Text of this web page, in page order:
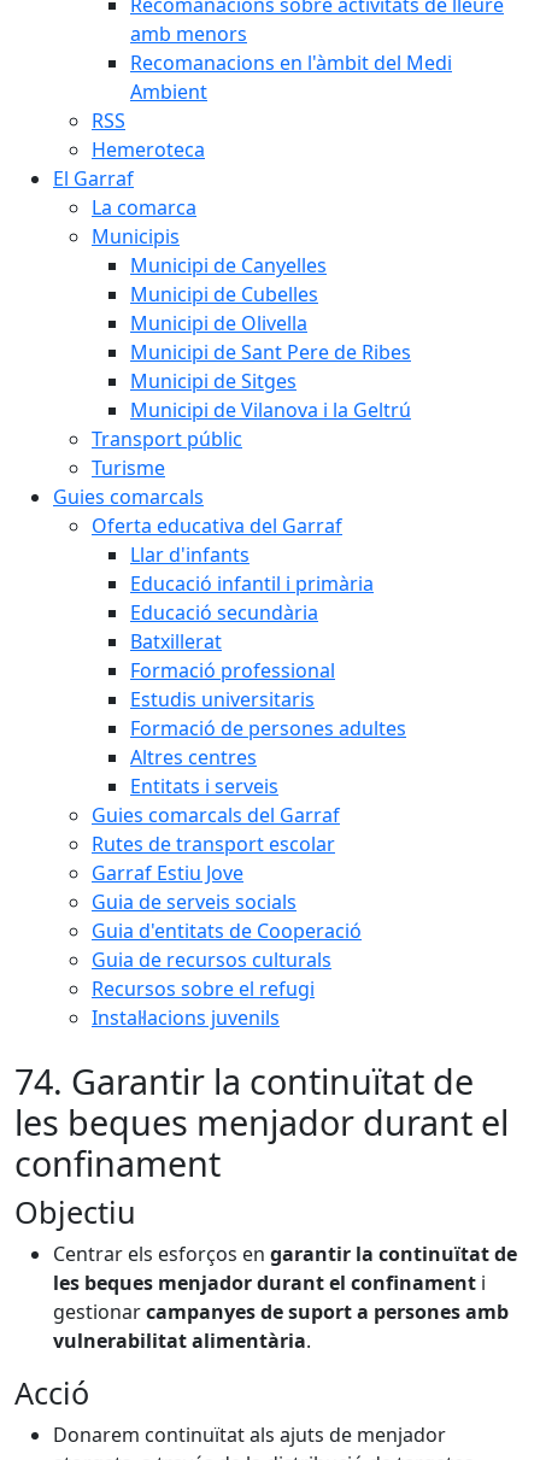
amb menors
Recomanacions en l'àmbit del Medi
Ambient
RSS
Hemeroteca
El Garraf
La comarca
Municipis
Municipi de Canyelles
Municipi de Cubelles
Municipi de Olivella
Municipi de Sant Pere de Ribes
Municipi de Sitges
Municipi de Vilanova i la Geltrú
Transport públic
Turisme
Guies comarcals
Oferta educativa del Garraf
Llar d'infants
Educació infantil i primària
Educació secundària
Batxillerat
Formació professional
Estudis universitaris
Formació de persones adultes
Altres centres
Entitats i serveis
Guies comarcals del Garraf
Rutes de transport escolar
Garraf Estiu Jove
Guia de serveis socials
Guia d'entitats de Cooperació
Guia de recursos culturals
Recursos sobre el refugi
Instal·lacions juvenils
74. Garantir la continuïtat de
les beques menjador durant el
confinament
Objectiu
Centrar els esforços en garantir la continuïtat de
les beques menjador durant el confinament i
gestionarcampanyes de suport a persones amb
vulnerabilitat alimentària.
Acció
Donarem continuïtat als ajuts de menjador